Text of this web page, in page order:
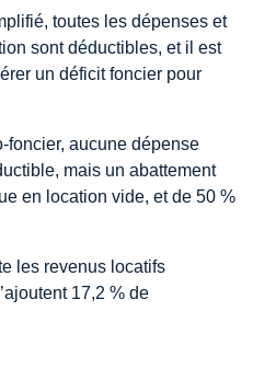
toutes les dépenses et
sont déductibles, et il est
un déficit foncier pour
foncier, aucune dépense
mais un abattement
en location vide, et de 50 %
les revenus locatifs
17,2 % de